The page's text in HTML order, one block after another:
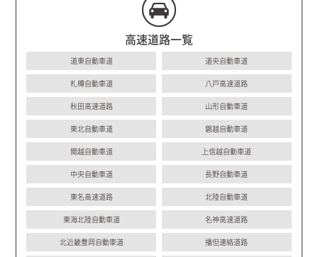
高速道路一覧
道東自動車道 道央自動車道
札樽自動車道 八戸高速道路
秋田高速道路 山形自動車道
東北自動車道 磐越自動車道
関越自動車道 上信越自動車道
中央自動車道 長野自動車道
東名高速道路 北陸自動車道
東海北陸自動車道 名神高速道路
北近畿豊岡自動車道 播但連絡道路